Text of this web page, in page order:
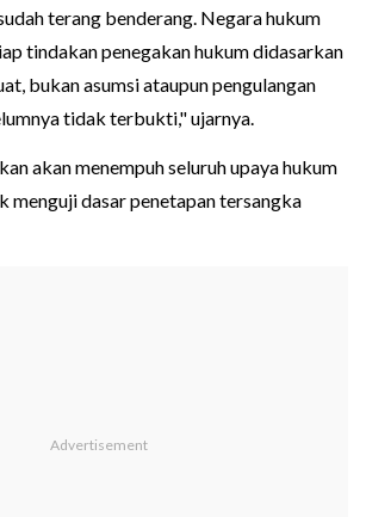
terang benderang. Negara hukum
tindakan penegakan hukum didasarkan
bukan asumsi ataupun pengulangan
tidak terbukti," ujarnya.
akan menempuh seluruh upaya hukum
menguji dasar penetapan tersangka